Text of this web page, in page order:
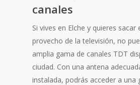
canales
Si vives en Elche y quieres sacar
provecho de la televisión, no
amplia gama de canales TDT
ciudad. Con una antena
instalada, podrás acceder a una